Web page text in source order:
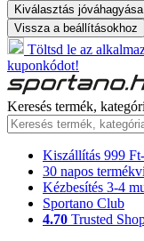
Kiválasztás jóváhagyása
Vissza a beállításokhoz
Töltsd le az
kuponkódot!
Keresés termék,
Kiszállítás 999
30 napos
Kézbesítés 3-4
Sportano Club
4.70 Trusted